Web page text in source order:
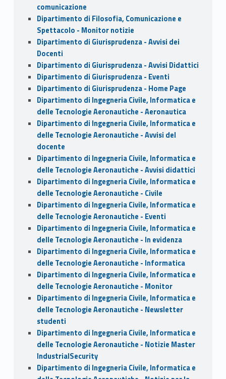
comunicazione
Dipartimento di Filosofia, Comunicazione e
Spettacolo - Monitor notizie
Dipartimento di Giurisprudenza - Avvisi dei
Docenti
Dipartimento di Giurisprudenza - Avvisi Didattici
Dipartimento di Giurisprudenza - Eventi
Dipartimento di Giurisprudenza - Home Page
Dipartimento di Ingegneria Civile, Informatica e
delle Tecnologie Aeronautiche - Aeronautica
Dipartimento di Ingegneria Civile, Informatica e
delle Tecnologie Aeronautiche - Avvisi del
docente
Dipartimento di Ingegneria Civile, Informatica e
delle Tecnologie Aeronautiche - Avvisi didattici
Dipartimento di Ingegneria Civile, Informatica e
delle Tecnologie Aeronautiche - Civile
Dipartimento di Ingegneria Civile, Informatica e
delle Tecnologie Aeronautiche - Eventi
Dipartimento di Ingegneria Civile, Informatica e
delle Tecnologie Aeronautiche - In evidenza
Dipartimento di Ingegneria Civile, Informatica e
delle Tecnologie Aeronautiche - Informatica
Dipartimento di Ingegneria Civile, Informatica e
delle Tecnologie Aeronautiche - Monitor
Dipartimento di Ingegneria Civile, Informatica e
delle Tecnologie Aeronautiche - Newsletter
studenti
Dipartimento di Ingegneria Civile, Informatica e
delle Tecnologie Aeronautiche - Notizie Master
IndustrialSecurity
Dipartimento di Ingegneria Civile, Informatica e